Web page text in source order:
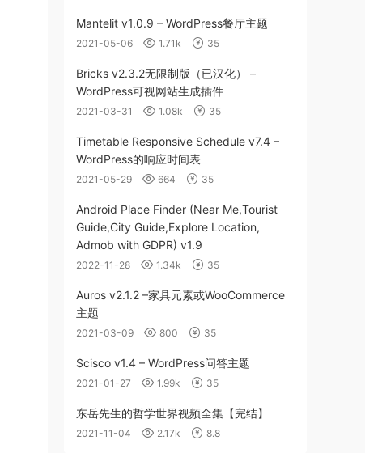
Mantelit v1.0.9 – WordPress餐厅主题
2021-05-06 1.71k 35
Bricks v2.3.2无限制版（已汉化） –
WordPress可视网站生成插件
2021-03-31 1.08k 35
Timetable Responsive Schedule v7.4 –
WordPress的响应时间表
2021-05-29 664 35
Android Place Finder (Near Me,Tourist
Guide,City Guide,Explore Location,
Admob with GDPR) v1.9
2022-11-28 1.34k 35
Auros v2.1.2 –家具元素或WooCommerce
主题
2021-03-09 800 35
Scisco v1.4 – WordPress问答主题
2021-01-27 1.99k 35
东岳先生的哲学世界视频全集【完结】
2021-11-04 2.17k 8.8